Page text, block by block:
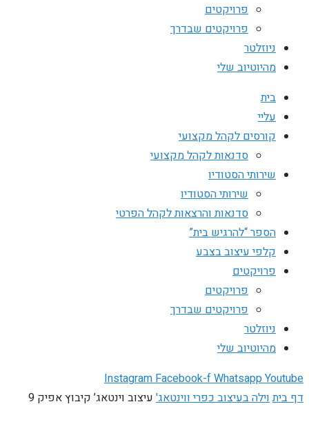
פרויקטים
פרויקטים שבדרך
ניוזלטר
מהיוטיוב שלי
בית
עליי
קורסים לקהל מקצועי
סדנאות לקהל מקצועי
שירותי הסטודיו
שירותי הסטודיו
סדנאות והרצאות לקהל הפרטי
הספר “להרגיש בית”
קלפי עיצוב בצבע
פרויקטים
פרויקטים
פרויקטים שבדרך
ניוזלטר
מהיוטיוב שלי
InstagramFacebook-fWhatsappYoutube
דף ביתוילה בעיצוב כפרי ווינטאג' עיצוב וינטאג’ קיבוץ אפיק 9